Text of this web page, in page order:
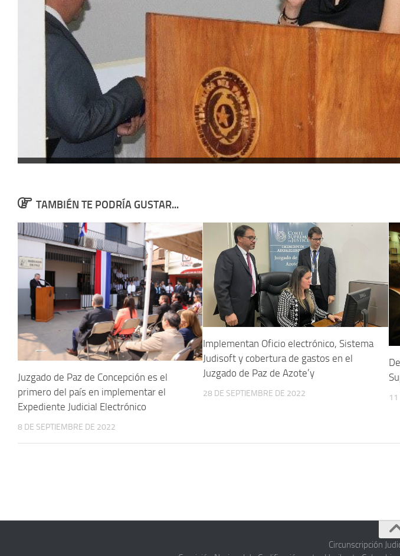
TAMBIÉN TE PODRÍA GUSTAR...
Juzgado de Paz de Concepción es el
primero del país en implementar el
Expediente Judicial Electrónico
8 DE SEPTIEMBRE DE 2022
Implementan Oficio electrónico, Sistema
Judisoft y cobertura de gastos en el
Juzgado de Paz de Azote’y
28 DE SEPTIEMBRE DE 2022 11
Circunscripción